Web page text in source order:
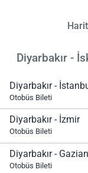
Diyarbakır -
Diyarbakır -
Otobüs Bileti
Diyarbakır - İzmir
Otobüs Bileti
Diyarbakır -
Otobüs Bileti